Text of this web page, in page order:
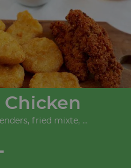
Chicken
fried mixte, ...